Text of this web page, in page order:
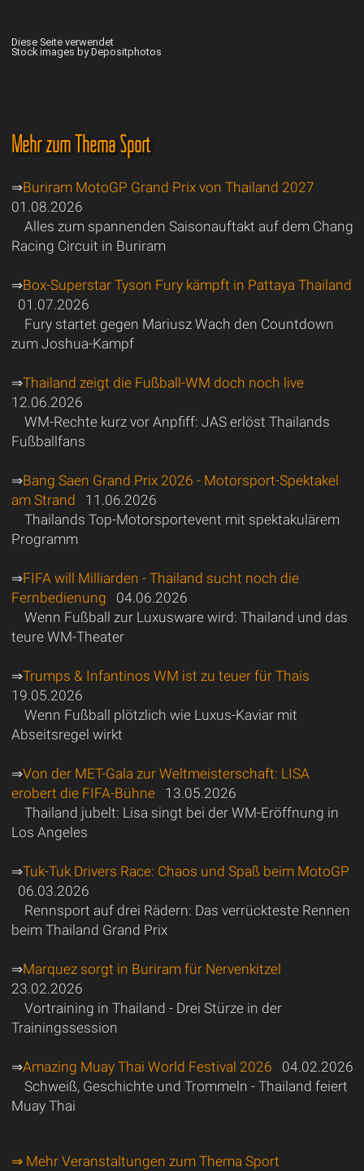
Diese Seite verwendet
Stock images by Depositphotos
Mehr zum Thema Sport
⇒Buriram MotoGP Grand Prix von Thailand 2027
01.08.2026
Alles zum spannenden Saisonauftakt auf dem Chang
Racing Circuit in Buriram
⇒Box-Superstar Tyson Fury kämpft in Pattaya Thailand
01.07.2026
Fury startet gegen Mariusz Wach den Countdown
zum Joshua-Kampf
⇒Thailand zeigt die Fußball-WM doch noch live
12.06.2026
WM-Rechte kurz vor Anpfiff: JAS erlöst Thailands
Fußballfans
⇒Bang Saen Grand Prix 2026 - Motorsport-Spektakel
am Strand 11.06.2026
Thailands Top-Motorsportevent mit spektakulärem
Programm
⇒FIFA will Milliarden - Thailand sucht noch die
Fernbedienung 04.06.2026
Wenn Fußball zur Luxusware wird: Thailand und das
teure WM-Theater
⇒Trumps & Infantinos WM ist zu teuer für Thais
19.05.2026
Wenn Fußball plötzlich wie Luxus-Kaviar mit
Abseitsregel wirkt
⇒Von der MET-Gala zur Weltmeisterschaft: LISA
erobert die FIFA-Bühne13.05.2026
Thailand jubelt: Lisa singt bei der WM-Eröffnung in
Los Angeles
⇒Tuk-Tuk Drivers Race: Chaos und Spaß beim MotoGP
06.03.2026
Rennsport auf drei Rädern: Das verrückteste Rennen
beim Thailand Grand Prix
⇒Marquez sorgt in Buriram für Nervenkitzel
23.02.2026
Vortraining in Thailand - Drei Stürze in der
Trainingssession
⇒Amazing Muay Thai World Festival 2026 04.02.2026
Schweiß, Geschichte und Trommeln - Thailand feiert
Muay Thai
⇒ Mehr Veranstaltungen zum Thema Sport